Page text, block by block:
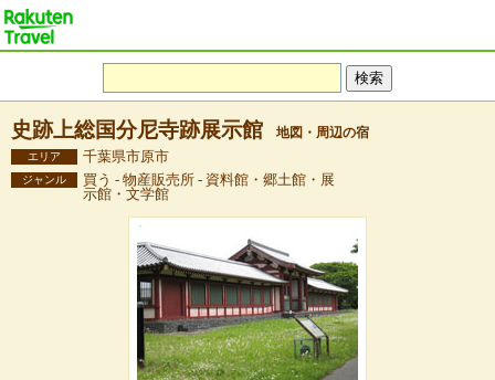
史跡上総国分尼寺跡展示館 地図・周辺の宿
エリア 千葉県市原市
ジャンル
買う - 物産販売所 - 資料館・郷土館・展
示館・文学館